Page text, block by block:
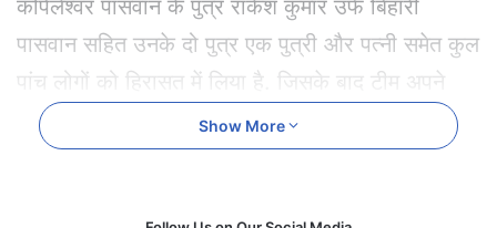
कपिलेश्वर पासवान के पुत्र राकेश कुमार उर्फ बिहारी
पासवान सहित उनके दो पुत्र एक पुत्री और पत्नी समेत कुल
पांच लोगों को हिरासत में लिया है. जिसके बाद टीम अपने
साथ ले गईं. पिछले दिनों बेगूसराय में नक्सली संगठन की
गतिविधियों में तेजी आ रही थी. इस नक्सलियों का ग्रुप
Show More